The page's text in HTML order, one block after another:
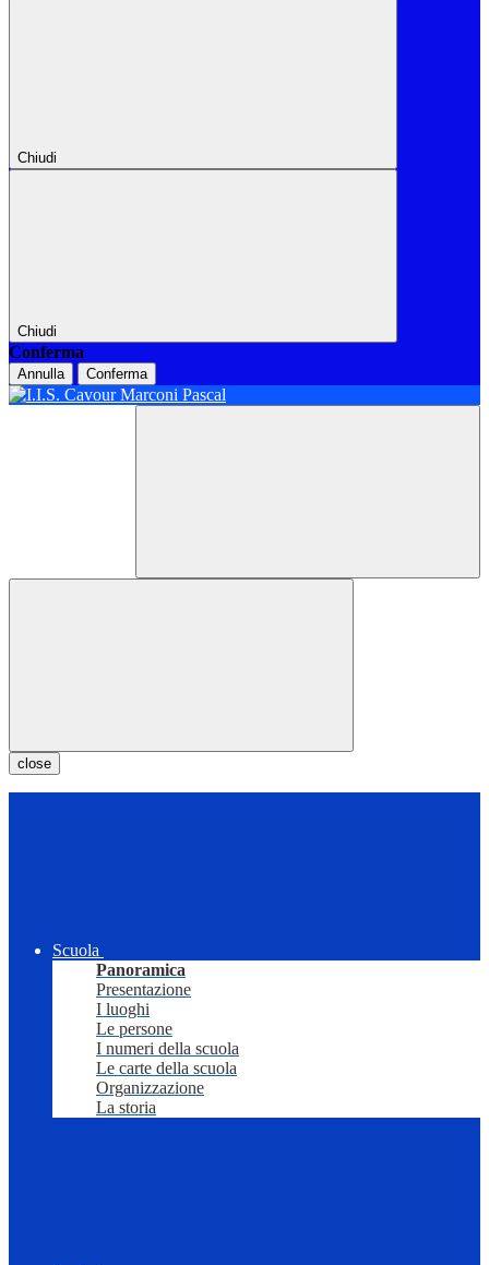
Chiudi
Chiudi
Conferma
Annulla Conferma
close
Scuola
Panoramica
Presentazione
I luoghi
Le persone
I numeri della scuola
Le carte della scuola
Organizzazione
La storia